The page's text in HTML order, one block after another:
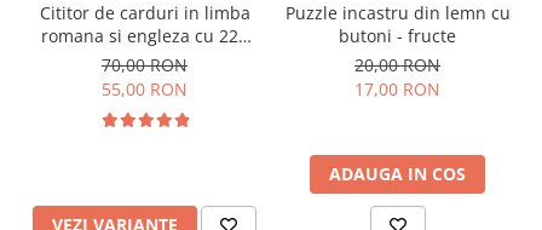
Cititor de carduri in limba
romana si engleza cu 224
de imagini si sunete,
incarcare USB
70,00 RON
55,00 RON
VEZI VARIANTE
Puzzle incastru din lemn cu
butoni - fructe
20,00 RON
17,00 RON
ADAUGA IN COS